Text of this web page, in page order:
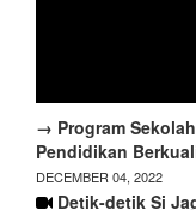
→ Program
Pendidikan
DECEMBER 04, 2022
Detik-detik Si